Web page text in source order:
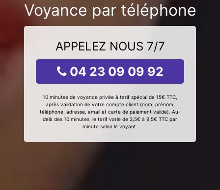
Voyance par téléphone
APPELEZ NOUS 7/7
04 23 09 09 92
10 minutes de voyance privée à tarif spécial de 15€ TTC,
après validation de votre compte client (nom, prénom,
téléphone, adresse, email et carte de paiement valide). Au-
delà des 10 minutes, le tarif varie de 3,5€ à 9,5€ TTC par
minute selon le voyant.